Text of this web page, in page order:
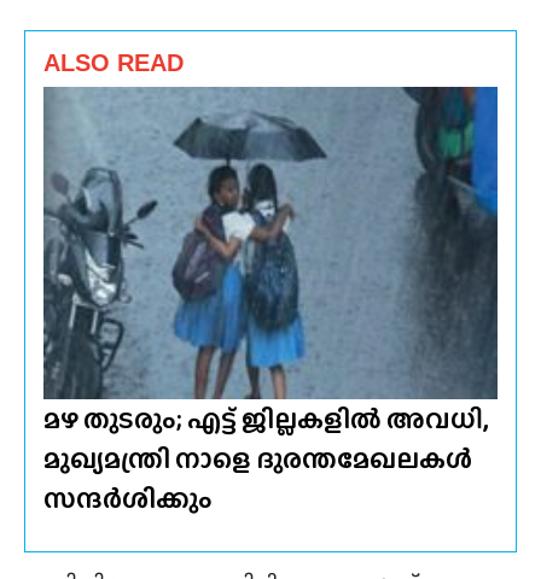
ALSO READ
മഴ തുടരും; എട്ട് ജില്ലകളിൽ അവധി,
മുഖ്യമന്ത്രി നാളെ ദുരന്തമേഖലകൾ
സന്ദർശിക്കും